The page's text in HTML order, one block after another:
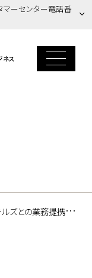
マーセンター電話番
ネス
提携終了に関するお知らせ